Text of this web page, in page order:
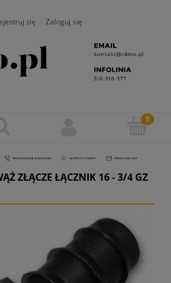
się Zaloguj się
ZŁĄCZE ŁĄCZNIK 16 - 3/4 GZ